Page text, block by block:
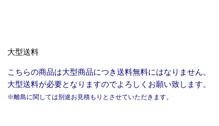
大型送料
こちらの商品は大型商品につき送料無料にはなりません。
大型送料が必要となりますのでよろしくお願い致します。
※離島に関しては別途お見積もりとさせていただきます。